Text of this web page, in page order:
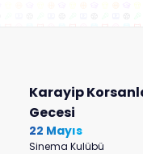
Karayip
Gecesi
22 Mayıs
Sinema Kulübü